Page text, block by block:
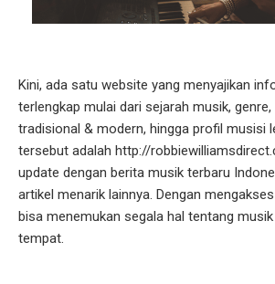
Kini, ada satu website yang menyajikan
terlengkap mulai dari sejarah musik,
tradisional & modern, hingga profil musisi
tersebut adalah http://
update dengan berita musik terbaru
artikel menarik lainnya. Dengan
bisa menemukan segala hal tentang
tempat.